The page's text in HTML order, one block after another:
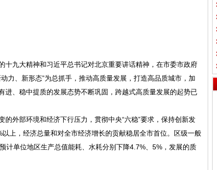
九大精神和习近平总书记对北京重要讲话精神，在市委市政府
力、新形态”为总抓手，推动高质量发展，打造高品质城市，加
、稳中提质的发展态势不断巩固，跨越式高质量发展的起势已
外部环境和经济下行压力，贯彻中央“六稳”要求，保持创新发
上，经济总量和对全市经济增长的贡献稳居全市首位。区级一般
计单位地区生产总值能耗、水耗分别下降4.7%、5%，发展的质